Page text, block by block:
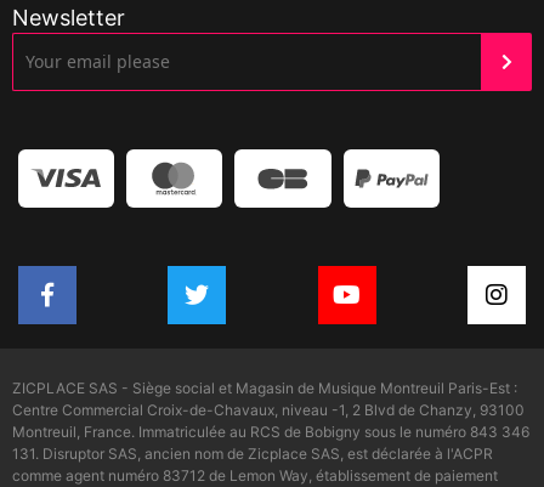
Newsletter
ZICPLACE SAS - Siège social et Magasin de Musique Montreuil Paris-Est :
Centre Commercial Croix-de-Chavaux, niveau -1, 2 Blvd de Chanzy, 93100
Montreuil, France. Immatriculée au RCS de Bobigny sous le numéro 843 346
131. Disruptor SAS, ancien nom de Zicplace SAS, est déclarée à l'ACPR
comme agent numéro 83712 de Lemon Way, établissement de paiement